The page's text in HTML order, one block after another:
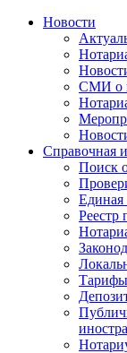
Новости
СМИ о
Справочная
Поиск
Реестр
Тарифы